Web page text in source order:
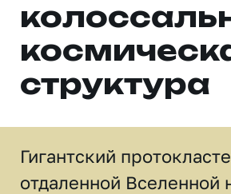
структура
Гигантский
отдаленной Вселенной